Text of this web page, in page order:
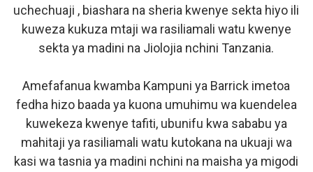
uchechuaji , biashara na sheria kwenye sekta hiyo ili
kuweza kukuza mtaji wa rasiliamali watu kwenye
sekta ya madini na Jiolojia nchini Tanzania.
Amefafanua kwamba Kampuni ya Barrick imetoa
fedha hizo baada ya kuona umuhimu wa kuendelea
kuwekeza kwenye tafiti, ubunifu kwa sababu ya
mahitaji ya rasiliamali watu kutokana na ukuaji wa
kasi wa tasnia ya madini nchini na maisha ya migodi